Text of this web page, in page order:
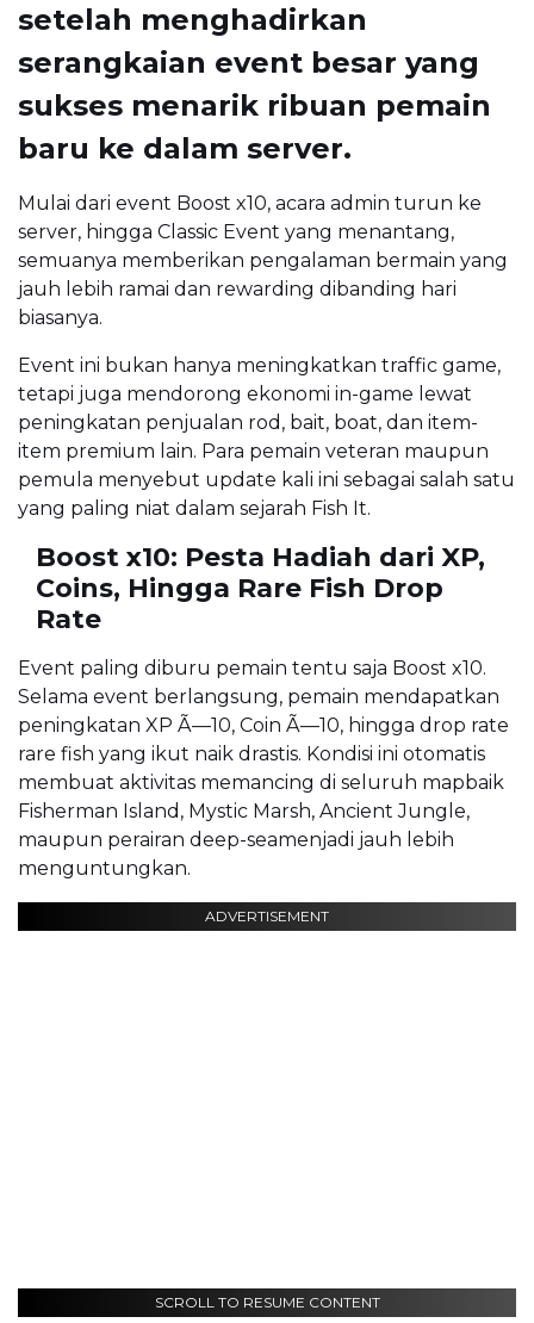
setelah menghadirkan
serangkaian event besar yang
sukses menarik ribuan pemain
baru ke dalam server.
Mulai dari event Boost x10, acara admin turun ke
server, hingga Classic Event yang menantang,
semuanya memberikan pengalaman bermain yang
jauh lebih ramai dan rewarding dibanding hari
biasanya.
Event ini bukan hanya meningkatkan traffic game,
tetapi juga mendorong ekonomi in-game lewat
peningkatan penjualan rod, bait, boat, dan item-
item premium lain. Para pemain veteran maupun
pemula menyebut update kali ini sebagai salah satu
yang paling niat dalam sejarah Fish It.
Boost x10: Pesta Hadiah dari XP,
Coins, Hingga Rare Fish Drop
Rate
Event paling diburu pemain tentu saja Boost x10.
Selama event berlangsung, pemain mendapatkan
peningkatan XP Ã—10, Coin Ã—10, hingga drop rate
rare fish yang ikut naik drastis. Kondisi ini otomatis
membuat aktivitas memancing di seluruh mapbaik
Fisherman Island, Mystic Marsh, Ancient Jungle,
maupun perairan deep-seamenjadi jauh lebih
menguntungkan.
ADVERTISEMENT
SCROLL TO RESUME CONTENT